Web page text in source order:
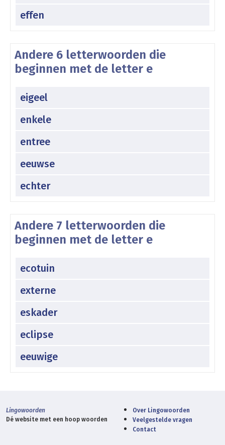
effen
Andere 6 letterwoorden die
beginnen met de letter e
eigeel
enkele
entree
eeuwse
echter
Andere 7 letterwoorden die
beginnen met de letter e
ecotuin
externe
eskader
eclipse
eeuwige
Lingowoorden
Dé website met een hoop woorden
Over Lingowoorden
Veelgestelde vragen
Contact